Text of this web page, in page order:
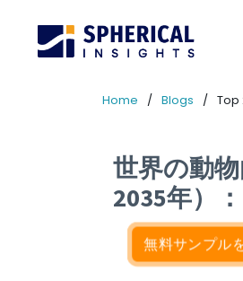
Home Blogs Top
世界の動
2035年）
無料サンプル